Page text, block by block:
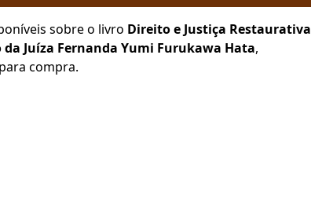
sobre o livro Direito e Justiça Restaurativa
Juíza Fernanda Yumi Furukawa Hata,
compra.